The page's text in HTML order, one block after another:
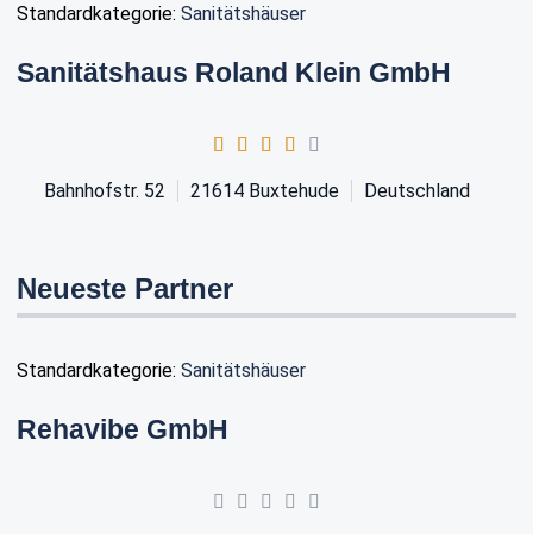
Standardkategorie: Sanitätshäuser
Sanitätshaus Roland Klein GmbH
Bahnhofstr. 52 21614 Buxtehude Deutschland
Neueste Partner
Standardkategorie: Sanitätshäuser
Rehavibe GmbH